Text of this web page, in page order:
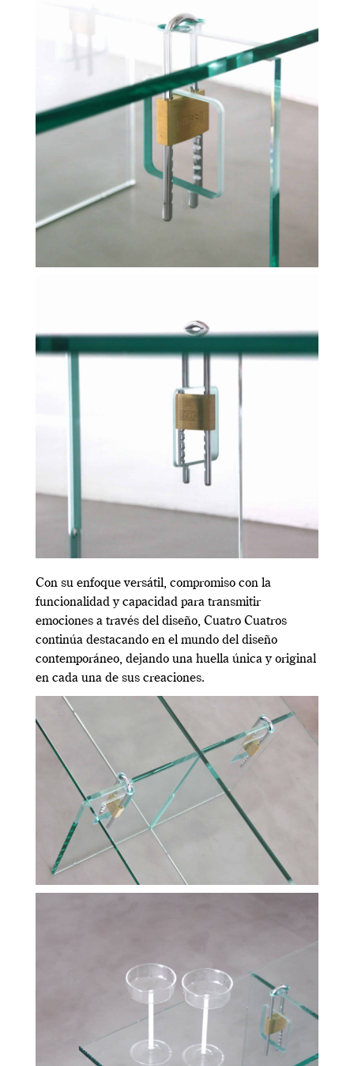
Con su enfoque versátil, compromiso con la
funcionalidad y capacidad para transmitir
emociones a través del diseño, Cuatro Cuatros
continúa destacando en el mundo del diseño
contemporáneo, dejando una huella única y original
en cada una de sus creaciones.